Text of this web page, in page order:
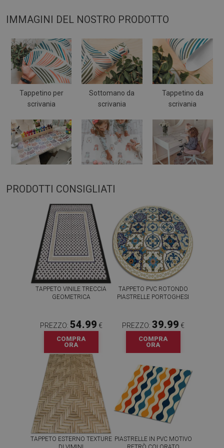
IMMAGINI DEL NOSTRO PRODOTTO
Tappetino per
scrivania
Sottomano da
scrivania
Tappetino da
scrivania
PRODOTTI CONSIGLIATI
TAPPETO VINILE TRECCIA
GEOMETRICA
PREZZO: 54.99 €
COMPRA
ORA
TAPPETO PVC ROTONDO
PIASTRELLE PORTOGHESI
PREZZO: 39.99 €
COMPRA
ORA
TAPPETO ESTERNO TEXTURE PIASTRELLE IN PVC MOTIVO